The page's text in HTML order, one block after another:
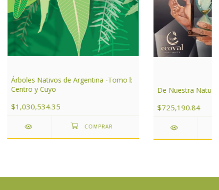
Árboles Nativos de Argentina -Tomo l:
Centro y Cuyo
$1,030,534.35
De Nuestra
$725,190.84